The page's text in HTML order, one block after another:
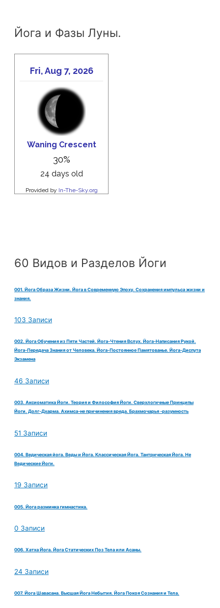
Йога и Фазы Луны.
60 Видов и Разделов Йоги
001. Йога Образа Жизни. Йога в Современную Эпоху. Сохранения импульса жизни и
знания.
103 Записи
002. Йога Обучения из Пяти Частей. Йога-Чтения Вслух. Йога-Написания Рукой.
Йога-Передача Знания от Человека. Йога-Постоянное Памятованье. Йога-Диспута
Экзамена
46 Записи
003. Аксиоматика Йоги. Теория и Философия Йоги. Сверхлогичные Принципы
Йоги. Долг-Дхарма. Ахимса-не причинения вреда. Брахмочарья -разумность
51 Записи
004. Ведическая йога. Веды и Йога. Классическая Йога. Тантрическая Йога. Не
Ведические Йоги.
19 Записи
005. Йога разминка гимнастика.
0 Записи
006. Хатха Йога. Йога Статических Поз Тела или Асаны.
24 Записи
007. Йога Шавасана. Высшая Йога Небытия. Йога Покоя Сознания и Тела.